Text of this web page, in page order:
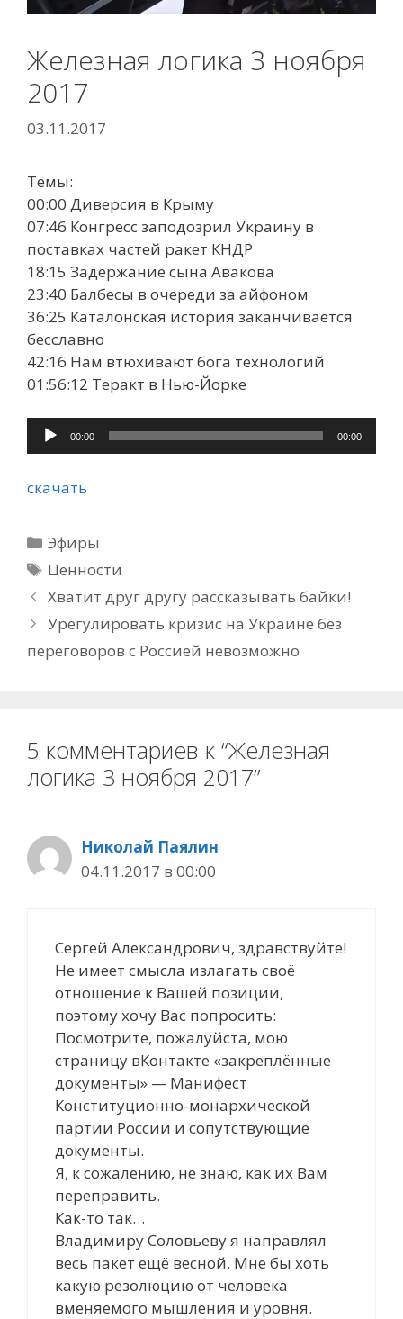
Железная логика 3 ноября
2017
03.11.2017
Темы:
00:00 Диверсия в Крыму
07:46 Конгресс заподозрил Украину в
поставках частей ракет КНДР
18:15 Задержание сына Авакова
23:40 Балбесы в очереди за айфоном
36:25 Каталонская история заканчивается
бесславно
42:16 Нам втюхивают бога технологий
01:56:12 Теракт в Нью-Йорке
Аудиоплеер
00:00 00:00
скачать
Рубрики
Эфиры
Метки
Ценности
Хватит друг другу рассказывать байки!
Урегулировать кризис на Украине без
переговоров с Россией невозможно
5 комментариев к “Железная
логика 3 ноября 2017”
Николай Паялин
04.11.2017 в 00:00
Сергей Александрович, здравствуйте!
Не имеет смысла излагать своё
отношение к Вашей позиции,
поэтому хочу Вас попросить:
Посмотрите, пожалуйста, мою
страницу вКонтакте «закреплённые
документы» — Манифест
Конституционно-монархической
партии России и сопутствующие
документы.
Я, к сожалению, не знаю, как их Вам
переправить.
Как-то так…
Владимиру Соловьеву я направлял
весь пакет ещё весной. Мне бы хоть
какую резолюцию от человека
вменяемого мышления и уровня.